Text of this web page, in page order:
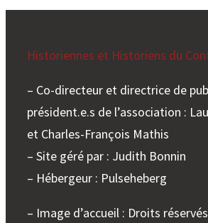
Historiennes et Historiens du
– Co-directeur et directrice de
président.e.s de l’association :
et Charles-François Mathis
– Site géré par : Judith Bonnin
– Hébergeur : Pulseheberg
– Image d’accueil : Droits